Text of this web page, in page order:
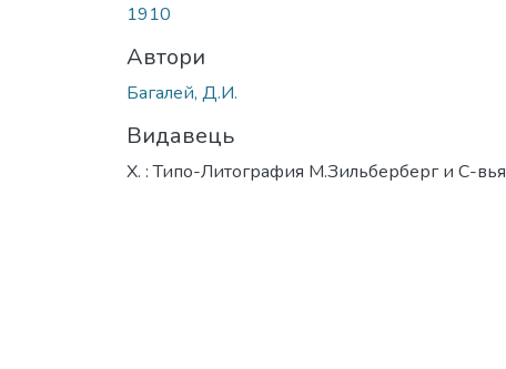
1910
Автори
Багалей, Д.И.
Видавець
Х. : Типо-Литография М.Зильберберг и С-вья